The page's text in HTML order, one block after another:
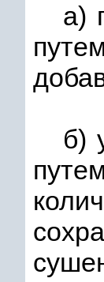
а)
б)